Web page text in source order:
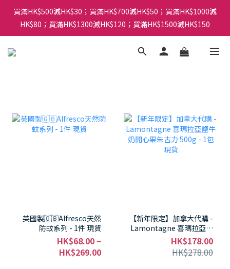
買滿HK$500減HK$30；買滿HK$700減HK$50；買滿HK$1000減
HK$80；買滿HK$1300減HK$120；買滿HK$1500減HK$150
英國製🇬🇧Alfresco天然
防蚊系列 - 1件 現貨
HK$68.00 ~
HK$269.00
【新年限定】加拿大代購 -
Lamontagne 喜瑪拉亞鹽
牛奶開心果朱古力 500g -
1包 現貨
HK$178.00
HK$278.00